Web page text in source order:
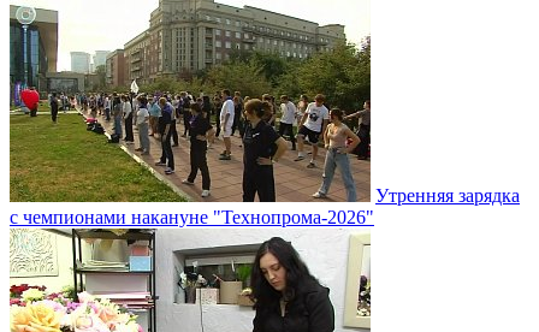
Утренняя зарядка
с чемпионами накануне "Технопрома-2026"